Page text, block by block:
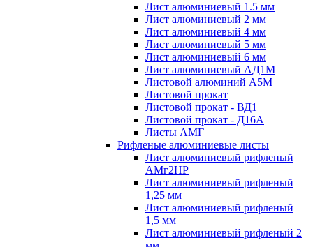
Лист алюминиевый 1.5 мм
Лист алюминиевый 2 мм
Лист алюминиевый 4 мм
Лист алюминиевый 5 мм
Лист алюминиевый 6 мм
Лист алюминиевый АД1М
Листовой алюминий А5М
Листовой прокат
Листовой прокат - ВД1
Листовой прокат - Д16А
Листы АМГ
Рифленые алюминиевые листы
Лист алюминиевый рифленый
АМг2НР
Лист алюминиевый рифленый
1,25 мм
Лист алюминиевый рифленый
1,5 мм
Лист алюминиевый рифленый 2